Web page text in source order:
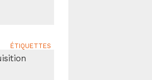
ÉTIQUETTES